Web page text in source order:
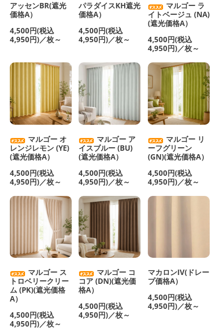
アッセンBR(遮光
価格A）
4,500円(税込
4,950円)／枚～
パラダイスKH遮光
価格A）
4,500円(税込
4,950円)／枚～
マルゴー ラ
イトベージュ (NA)
(遮光価格A）
4,500円(税込
4,950円)／枚～
マルゴー オ
レンジレモン (YE)
(遮光価格A）
4,500円(税込
4,950円)／枚～
マルゴー ア
イスブルー (BU)
(遮光価格A）
4,500円(税込
4,950円)／枚～
マルゴー リ
ーフグリーン
(GN)(遮光価格A）
4,500円(税込
4,950円)／枚～
マルゴー ス
トロベリークリー
ム (PK)(遮光価格
A）
4,500円(税込
4,950円)／枚～
マルゴー コ
コア (DN)(遮光価
格A）
4,500円(税込
4,950円)／枚～
マカロンIV(ドレー
プ価格A）
4,500円(税込
4,950円)／枚～